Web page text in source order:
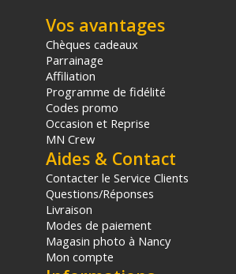
Vos avantages
Chèques cadeaux
Parrainage
Affiliation
Programme de fidélité
Codes promo
Occasion et Reprise
MN Crew
Aides & Contact
Contacter le Service Clients
Questions/Réponses
Livraison
Modes de paiement
Magasin photo à Nancy
Mon compte